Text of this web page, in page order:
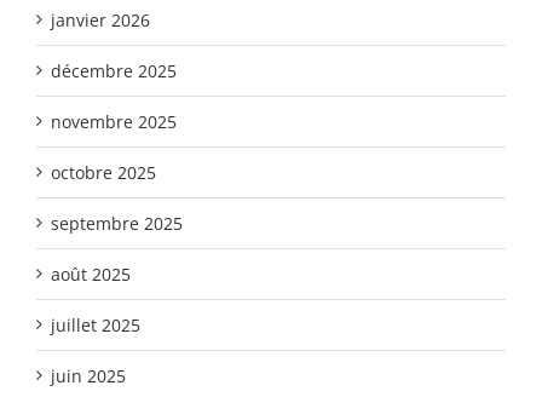
janvier 2026
décembre 2025
novembre 2025
octobre 2025
septembre 2025
août 2025
juillet 2025
juin 2025